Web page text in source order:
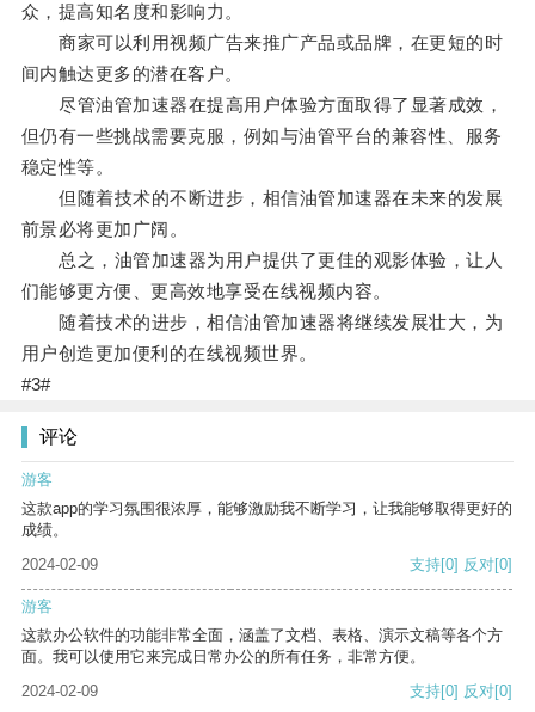
众，提高知名度和影响力。
商家可以利用视频广告来推广产品或品牌，在更短的时
间内触达更多的潜在客户。
尽管油管加速器在提高用户体验方面取得了显著成效，
但仍有一些挑战需要克服，例如与油管平台的兼容性、服务
稳定性等。
但随着技术的不断进步，相信油管加速器在未来的发展
前景必将更加广阔。
总之，油管加速器为用户提供了更佳的观影体验，让人
们能够更方便、更高效地享受在线视频内容。
随着技术的进步，相信油管加速器将继续发展壮大，为
用户创造更加便利的在线视频世界。
#3#
评论
游客
这款app的学习氛围很浓厚，能够激励我不断学习，让我能够取得更好的
成绩。
2024-02-09
支持[0] 反对[0]
游客
这款办公软件的功能非常全面，涵盖了文档、表格、演示文稿等各个方
面。我可以使用它来完成日常办公的所有任务，非常方便。
2024-02-09
支持[0] 反对[0]